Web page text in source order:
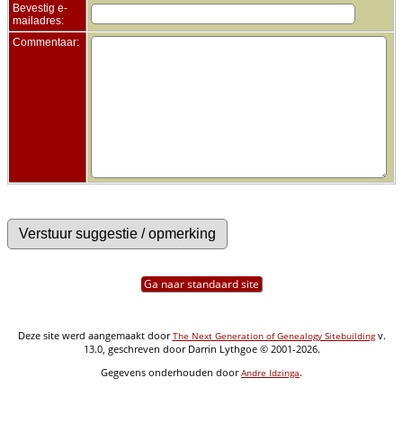
Bevestig e-
mailadres:
Commentaar:
Ga naar standaard site
Deze site werd aangemaakt doorThe Next Generation of Genealogy Sitebuildingv.
13.0, geschreven door Darrin Lythgoe © 2001-2026.
Gegevens onderhouden doorAndre Idzinga.